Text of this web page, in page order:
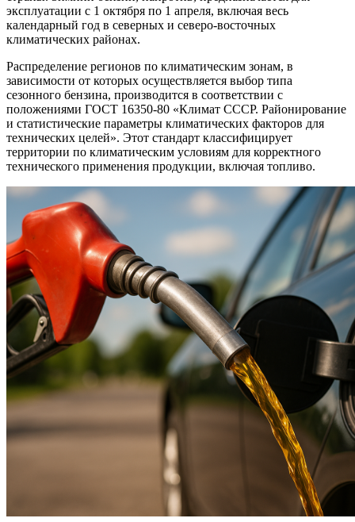
эксплуатации с 1 октября по 1 апреля, включая весь
календарный год в северных и северо-восточных
климатических районах.
Распределение регионов по климатическим зонам, в
зависимости от которых осуществляется выбор типа
сезонного бензина, производится в соответствии с
положениями ГОСТ 16350-80 «Климат СССР. Районирование
и статистические параметры климатических факторов для
технических целей». Этот стандарт классифицирует
территории по климатическим условиям для корректного
технического применения продукции, включая топливо.